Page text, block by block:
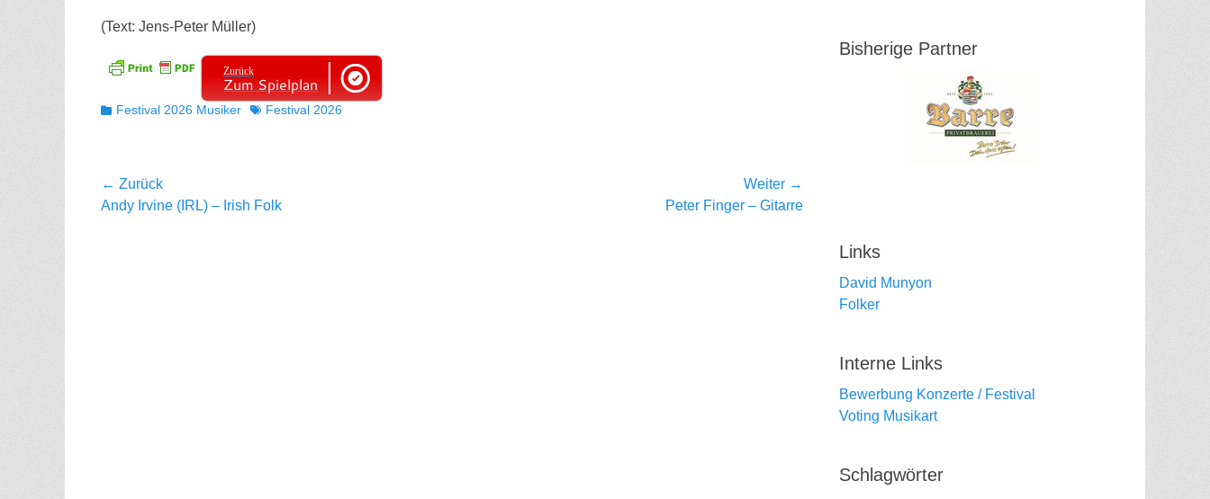
(Text: Jens-Peter Müller)
Zurück
Zum Spielplan
Kategorien
Festival 2026 Musiker TagsFestival 2026
Beitragsnavigation
← Zurück
Vorhergehender
Andy Irvine (IRL) – Irish Folk
Weiter →
Peter Finger – Gitarre
Bisherige Partner
Links
David Munyon
Folker
Interne Links
Bewerbung Konzerte / Festival
Voting Musikart
Schlagwörter